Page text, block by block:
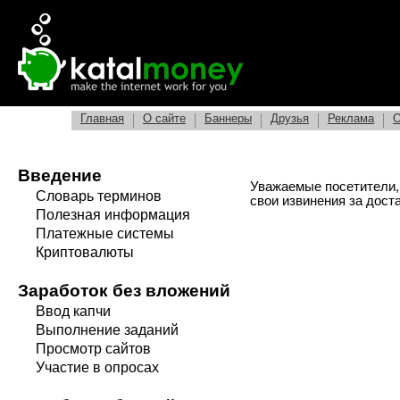
Главная О сайте Баннеры Друзья Реклама
Введение
Словарь терминов
Полезная информация
Платежные системы
Криптовалюты
Заработок без вложений
Ввод капчи
Выполнение заданий
Просмотр сайтов
Участие в опросах
Уважаемые
свои извинения за